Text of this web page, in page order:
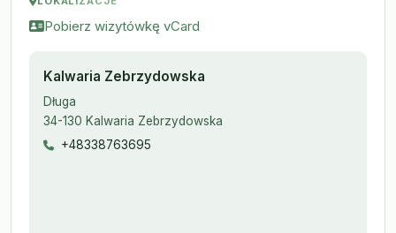
Pobierz wizytówkę vCard
Kalwaria Zebrzydowska
Długa
34-130 Kalwaria Zebrzydowska
+48338763695